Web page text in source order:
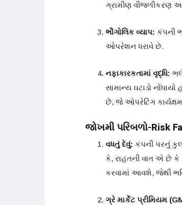
ગ્રામીણ વીજળીકરણ
ભૌગોલિક વ્યાપ: કંપની
ઓપરેશન ધરાવે છે.
નફાકારકતામાં વૃદ્ધિ:
સામાન્ય ઘટાડો
છે, જે ઓપરેટિંગ
જોખમી પરિબળો-Risk
વધતું દેવું: કંપની પરનું કુલ
કે, રાહતની વાત એ છે
કરવામાં આવશે, જેથી
ગ્રે માર્કેટ પ્રીમિયમ